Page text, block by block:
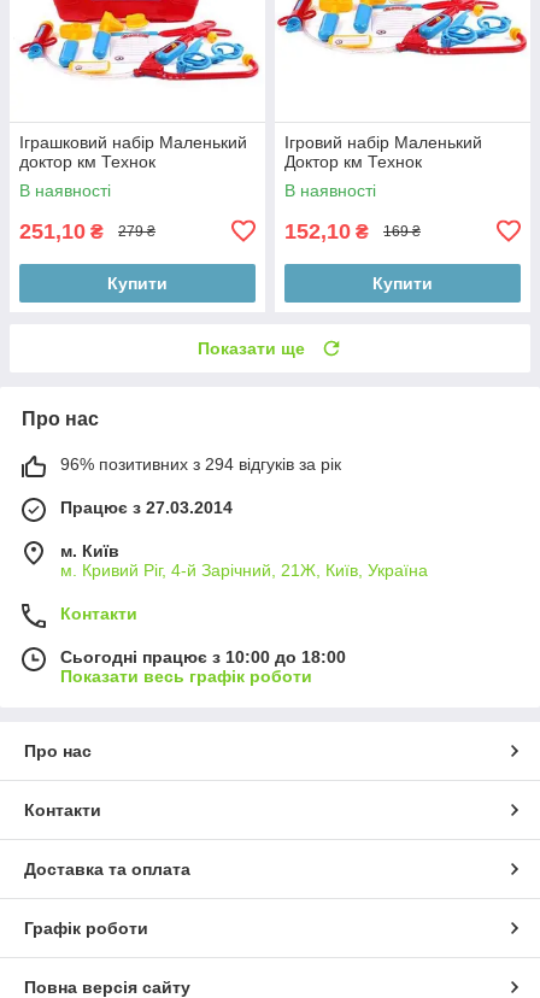
Іграшковий набір Маленький
доктор км Технок
В наявності
251,10 ₴ 279 ₴
Купити
Ігровий набір Маленький
Доктор км Технок
В наявності
152,10 ₴ 169 ₴
Купити
Показати ще
Про нас
96% позитивних з 294 відгуків за рік
Працює з 27.03.2014
м. Київ
м. Кривий Ріг, 4-й Зарічний, 21Ж, Київ, Україна
Контакти
Сьогодні працює з 10:00 до 18:00
Показати весь графік роботи
Про нас
Контакти
Доставка та оплата
Графік роботи
Повна версія сайту